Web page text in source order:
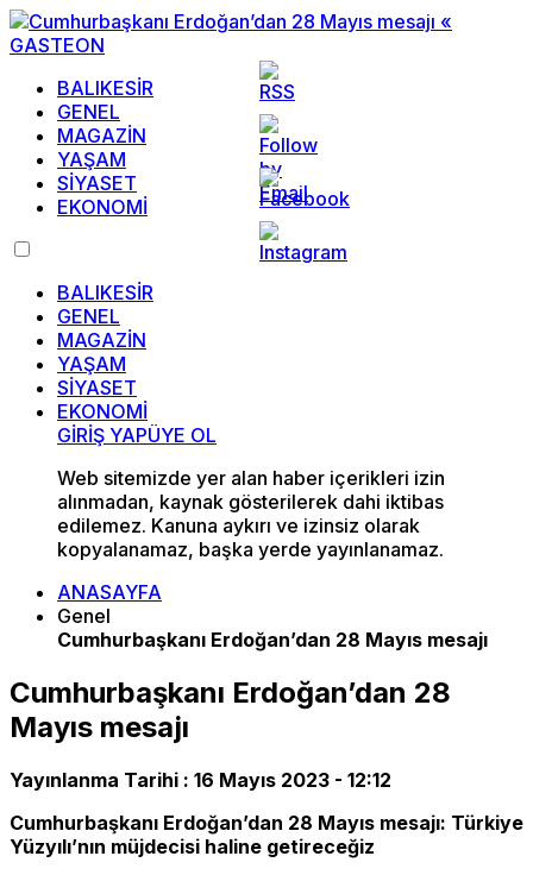
BALIKESİR
GENEL
MAGAZİN
YAŞAM
SİYASET
EKONOMİ
BALIKESİR
GENEL
MAGAZİN
YAŞAM
SİYASET
EKONOMİ
GİRİŞ YAPÜYE OL
Web sitemizde yer alan haber içerikleri izin
alınmadan, kaynak gösterilerek dahi iktibas
edilemez. Kanuna aykırı ve izinsiz olarak
kopyalanamaz, başka yerde yayınlanamaz.
ANASAYFA
Genel
Cumhurbaşkanı Erdoğan’dan 28 Mayıs mesajı
Cumhurbaşkanı Erdoğan’dan 28
Mayıs mesajı
Yayınlanma Tarihi : 16 Mayıs 2023 - 12:12
Cumhurbaşkanı Erdoğan’dan 28 Mayıs mesajı: Türkiye
Yüzyılı’nın müjdecisi haline getireceğiz